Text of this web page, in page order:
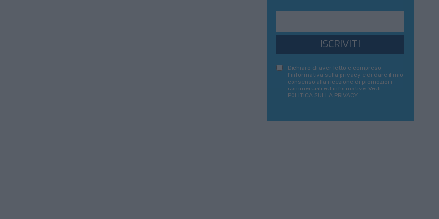
ISCRIVITI
Dichiaro di aver letto e compreso
l'informativa sulla privacy e di dare il mio
consenso alla ricezione di promozioni
commerciali ed informative. Vedi
POLITICA SULLA PRIVACY.